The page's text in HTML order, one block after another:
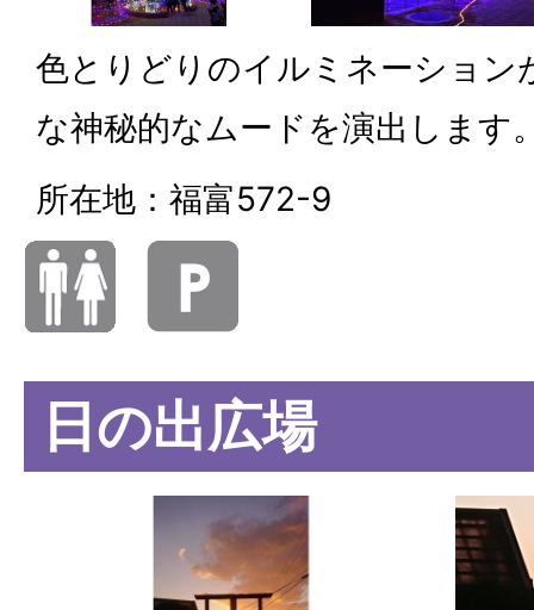
色とりどりのイルミネーション
な神秘的なムードを演出します
所在地：福富572-9
日の出広場